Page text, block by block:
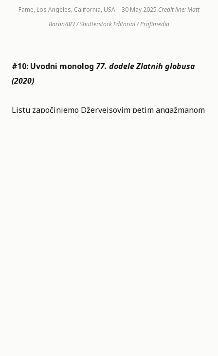
Fame, Los Angeles, California, USA – 30 May 2025 Credit line: Matt
Baron/BEI / Shutterstock Editorial / Profimedia
#10: Uvodni monolog 77. dodele Zlatnih globusa
(2020)
Listu započinjemo Džervejsovim petim angažmanom